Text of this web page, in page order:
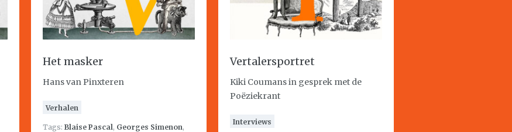
Het masker
Hans van Pinxteren
Verhalen
Tags: Blaise Pascal, Georges Simenon,
Vertalersportret
Kiki Coumans in gesprek met de
Poëziekrant
Interviews